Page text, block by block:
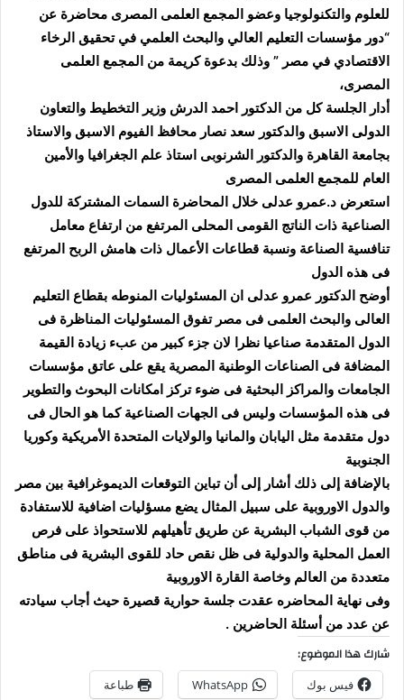
للعلوم والتكنولوجيا وعضو المجمع العلمى المصرى محاضرة عن
“دور مؤسسات التعليم العالي والبحث العلمي في تحقيق الرخاء
الاقتصادي في مصر ” وذلك بدعوة كريمة من المجمع العلمى
المصرى،
أدار الجلسة كل من الدكتور احمد الدرش وزير التخطيط والتعاون
الدولى الاسبق والدكتور سعد نصار محافظ الفيوم الاسبق والاستاذ
بجامعة القاهرة والدكتور الشرنوبى استاذ علم الجغرافيا والأمين
العام للمجمع العلمى المصرى
استعرض د.عمرو عدلى خلال المحاضرة السمات المشتركة للدول
الصناعية ذات الناتج القومى المحلى المرتفع من ارتفاع معامل
تنافسية الصناعة ونسبة قطاعات الأعمال ذات هامش الربح المرتفع
فى هذه الدول
أوضح الدكتور عمرو عدلى ان المسئوليات المنوطه بقطاع التعليم
العالى والبحث العلمى فى مصر تفوق المسئوليات المناظرة فى
الدول المتقدمة صناعيا نظرا لان جزء كبير من عبء زيادة القيمة
المضافة فى الصناعات الوطنية المصرية يقع على عاتق مؤسسات
الجامعات والمراكز البحثية فى ضوء تركز امكانات البحوث والتطوير
فى هذه المؤسسات وليس فى الجهات الصناعية كما هو الحال فى
دول متقدمة مثل اليابان والمانيا والولايات المتحدة الأمريكية وكوريا
الجنوبية
بالإضافة إلى ذلك أشار إلى أن تباين التوقعات الديموغرافية بين مصر
والدول الاوروبية على سبيل المثال يضع مسؤليات اضافية للاستفادة
من قوى الشباب البشرية عن طريق تأهيلهم للاستحواذ على فرص
العمل المحلية والدولية فى ظل نقص حاد للقوى البشرية فى مناطق
متعددة من العالم وخاصة القارة الاوروبية
وفى نهاية المحاضره عقدت جلسة حوارية قصيرة حيث أجاب سيادته
عن عدد من أسئلة الحاضرين .
شارك هذا الموضوع:
فيس بوك WhatsApp طباعة